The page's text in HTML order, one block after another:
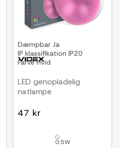
Dæmpbar Ja
IP klassifikation IP20
FarveHvid
LED genopladelig
natlampe
47 kr
0.5W